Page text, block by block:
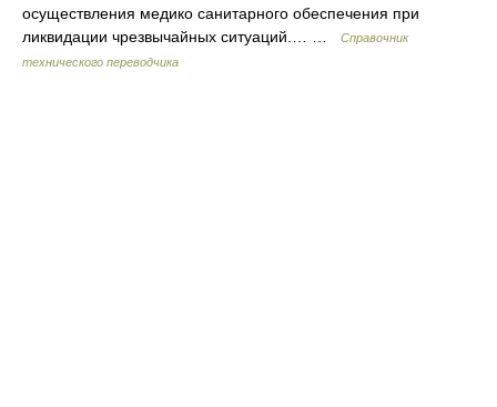
осуществления медико санитарного обеспечения при
ликвидации чрезвычайных ситуаций.… …
Справочник
технического переводчика